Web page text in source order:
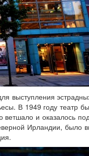
выступления
В 1949 году театр
и оказалось
Ирландии, было